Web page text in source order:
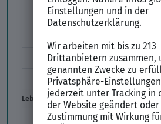
Schwächen im Vorstellungsgespräch
Vorbereitung Vorstellungsgespräch
Vorstellungsgespräch per Skype
Lebenslauf
Lebenslauf Aufbau und Inhalt